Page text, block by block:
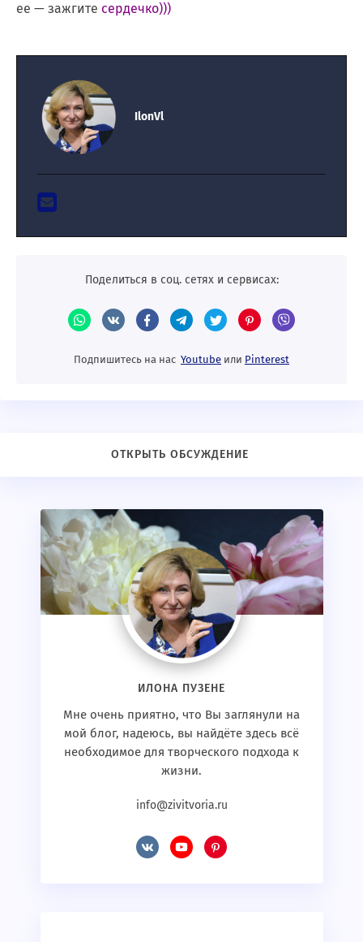
ее — зажгите сердечко)))
IlonVl
Поделиться в соц. сетях и сервисах:
Подпишитесь на нас Youtube или Pinterest
ИЛОНА ПУЗЕНЕ
Мне очень приятно, что Вы заглянули на
мой блог, надеюсь, вы найдёте здесь всё
необходимое для творческого подхода к
жизни.
info@zivitvoria.ru